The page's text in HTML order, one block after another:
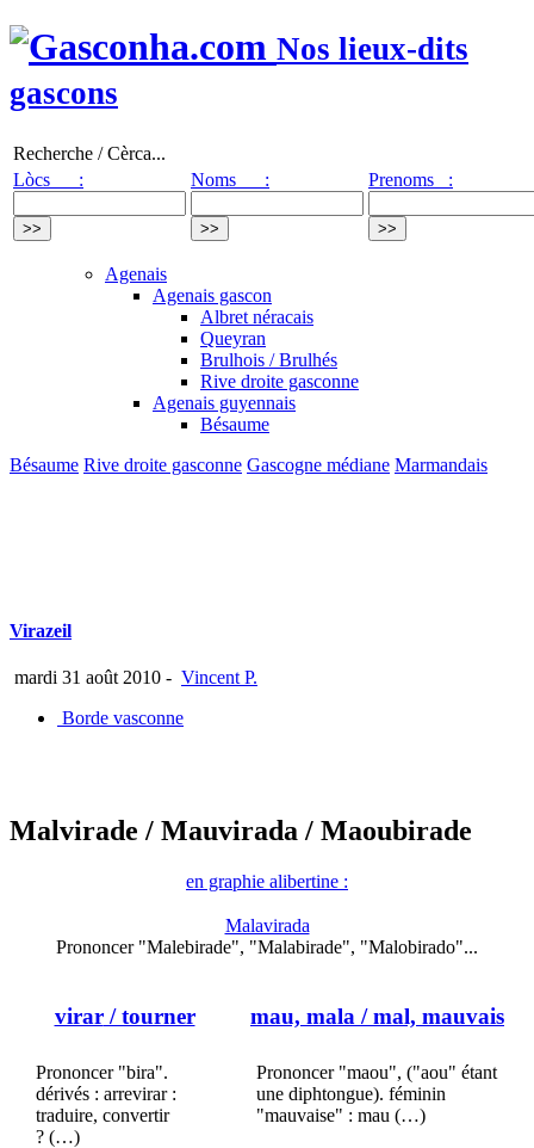
Nos lieux-dits
gascons
Recherche / Cèrca...
Lòcs :
Noms : Prenoms :
Agenais
Agenais gascon
Albret néracais
Queyran
Brulhois / Brulhés
Rive droite gasconne
Agenais guyennais
Bésaume
Bésaume Rive droite gasconne Gascogne médiane Marmandais
Virazeil
mardi 31 août 2010 - Vincent P.
Borde vasconne
Malvirade / Mauvirada / Maoubirade
en graphie alibertine :
Malavirada
Prononcer "Malebirade", "Malabirade", "Malobirado"...
virar/ tourner
Prononcer "bira".
dérivés : arrevirar :
traduire, convertir
? (…)
mau, mala / mal, mauvais
Prononcer "maou", ("aou" étant
une diphtongue). féminin
"mauvaise" : mau (…)